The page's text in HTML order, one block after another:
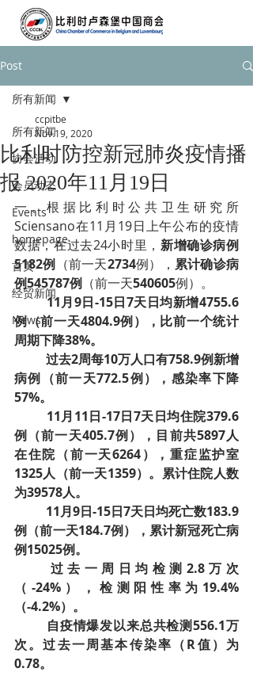
Post
所有新闻
协会活动
会员动态
Events
homepage
首页
经贸新闻
News
所有新闻
比利时防控新冠肺炎疫情播
报 2020年11月19日
ccpitbe
Nov 19, 2020
一、根据比利时公共卫生研究所
Sciensano在11月19日上午公布的疫情
数据，在过去24小时里， 新增确诊病例
5182例 （前一天2734例）， 累计确诊病
例545787例 （前一天540605例）。
11月9日-15日7天日均新增4755.6
例（前一天4804.9例），比前一个统计
周期下降38%。
­过去2周每10万人口有758.9例新增
病例（前一天772.5例），感染率下降
57%。
11月11日-17日7天日均住院379.6
例（前一天405.7例），目前共5897人
在住院（前一天6264），重症监护室
1325人（前一天1359）。累计住院人数
为39578人。
11月9日-15日7天日均死亡数183.9
例（前一天184.7例），累计新冠死亡病
例15025例。
过去一周日均检测2.8万次
（-24%），检测阳性率为19.4%
（-4.2%）。
自疫情爆发以来总共检测556.1万
次。过去一周基本传染率（R值）为
0.78。